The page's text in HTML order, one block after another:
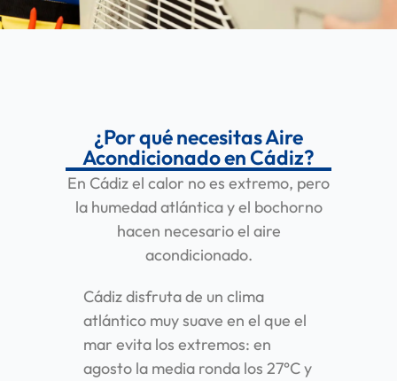
¿Por qué necesitas Aire
Acondicionado en Cádiz?
En Cádiz el calor no es extremo, pero
la humedad atlántica y el bochorno
hacen necesario el aire
acondicionado.
Cádiz disfruta de un clima
atlántico muy suave en el que el
mar evita los extremos: en
agosto la media ronda los 27°C y